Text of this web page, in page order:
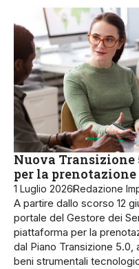
Nuova
per la prenotazione
1 Luglio 2026Redazione
A partire dallo scorso 12
portale del Gestore dei
piattaforma per la
dal Piano Transizione
beni strumentali